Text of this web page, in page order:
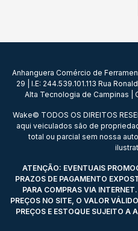
Anhanguera Comércio de
29 | I.E: 244.539.101.113 Rua
Alta Tecnologia de Campinas |
Wake© TODOS OS DIREITOS
aqui veiculados são de
total ou parcial sem nossa
ATENÇÃO: EVENTUAIS
PRAZOS DE PAGAMENTO
PARA COMPRAS VIA
PREÇOS NO SITE, O VALOR
PREÇOS E ESTOQUE SUJEITO A